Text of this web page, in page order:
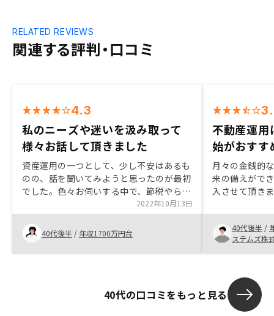
関連する評判・口コミ
RELATED REVIEWS
4.3
私のニーズや迷いを汲み取って
様々お話して頂きました
資産運用の一つとして、少し不安はあるも
のの、話を聞いてみようと思ったのが最初
でした。色々お伺いする中で、節税やらも
視野に入ってきて迷う時期もありました
が、まずはやってみないと分からないと思
う気持ちもあり、始めることにしました。
最終的には、タイミングよく接点を取り続
けてくださったり、ニーズを汲み取ったご
とで、背中を押されたようにおもいます。
2022年10月13日
40代後半 / 年収1700万円台
不動産運
始がおすす
月々の金銭的
来の備えがで
入させて頂き
かったという
あり残念では
半くらいまで
はないかと思
40代後半 /
ステムズ株
40代の口コミをもっと見る